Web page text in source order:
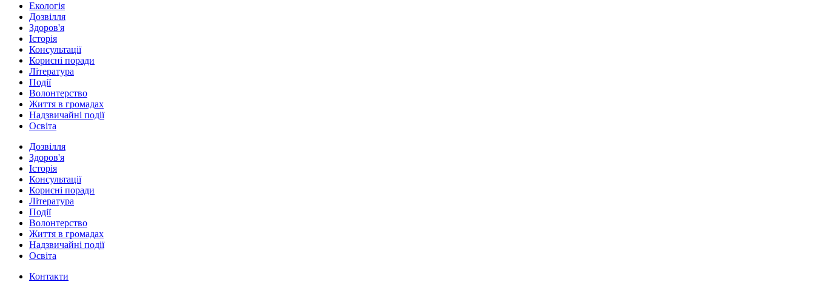
Екологія
Дозвілля
Здоров'я
Історія
Консультації
Корисні поради
Література
Події
Волонтерство
Життя в громадах
Надзвичайні події
Освіта
Дозвілля
Здоров'я
Історія
Консультації
Корисні поради
Література
Події
Волонтерство
Життя в громадах
Надзвичайні події
Освіта
Контакти